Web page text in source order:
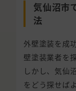
気仙沼市
法
外壁塗装を成
壁塗装業者を
しかし、気仙
をどう探せば